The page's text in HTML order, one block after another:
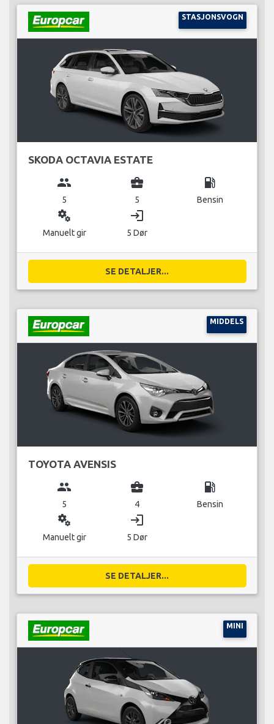
STASJONSVOGN
SKODA OCTAVIA ESTATE
group
5
business_center
5
local_gas_station
Bensin
miscellaneous_services
Manuelt gir
login
5 Dør
SE DETALJER...
MIDDELS
TOYOTA AVENSIS
group
5
business_center
4
local_gas_station
Bensin
miscellaneous_services
Manuelt gir
login
5 Dør
SE DETALJER...
MINI